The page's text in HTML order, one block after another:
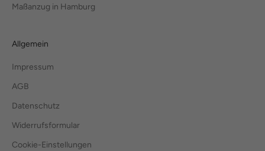
Maßanzug in Hamburg
Allgemein
Impressum
AGB
Datenschutz
Widerrufsformular
Cookie-Einstellungen